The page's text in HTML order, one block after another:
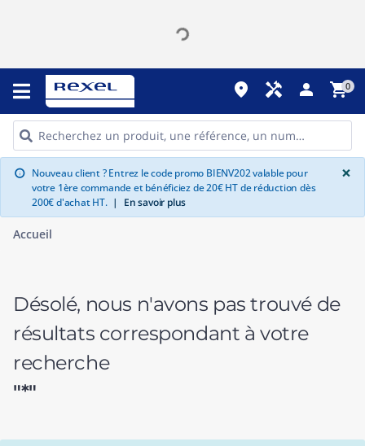
place handyman person shopping_cart0
info Nouveau client ? Entrez le code promo BIENV202 valable pour
votre 1ère commande et bénéficiez de 20€ HT de réduction dès
200€ d'achat HT. | En savoir plus
×
Accueil
Désolé, nous n'avons pas trouvé de
résultats correspondant à votre
recherche
"*"